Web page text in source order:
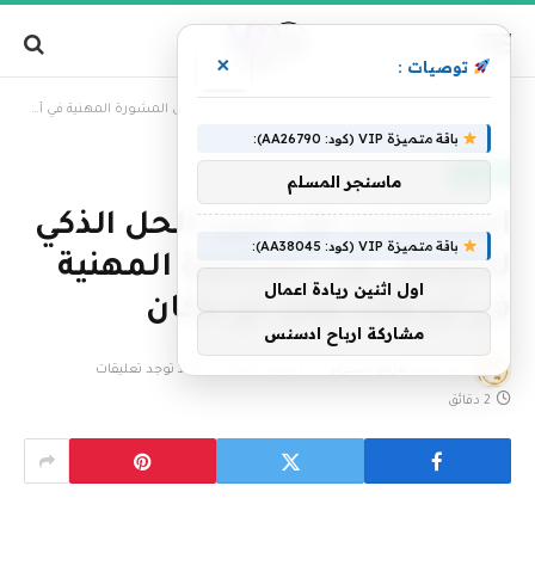
استشارات اون لاين: الحل الذكي للحصول على المشورة المهنية في أي وقت ومن أي مكان
استشارات اون لاين: الحل الذكي
للحصول على المشورة المهنية
في أي وقت ومن أي مكان
لا توجد تعليقات
2 دقائق
توصيات : ×
باقة متميزة VIP (كود: AA26790):
ماسنجر المسلم
باقة متميزة VIP (كود: AA38045):
اول اثنين ريادة اعمال
مشاركة ارباح ادسنس